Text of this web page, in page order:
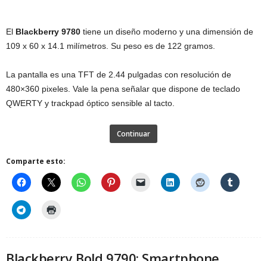
El Blackberry 9780 tiene un diseño moderno y una dimensión de
109 x 60 x 14.1 milímetros. Su peso es de 122 gramos.
La pantalla es una TFT de 2.44 pulgadas con resolución de
480×360 pixeles. Vale la pena señalar que dispone de teclado
QWERTY y trackpad óptico sensible al tacto.
Continuar
Comparte esto: